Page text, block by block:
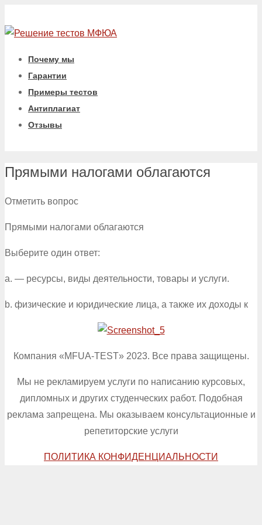
Почему мы
Гарантии
Примеры тестов
Антиплагиат
Отзывы
Прямыми налогами облагаются
Отметить вопрос
Прямыми налогами облагаются
Выберите один ответ:
a. — ресурсы, виды деятельности, товары и услуги.
b. физические и юридические лица, а также их доходы к
Компания «MFUA-TEST» 2023. Все права защищены.
Мы не рекламируем услуги по написанию курсовых,
дипломных и других студенческих работ. Подобная
реклама запрещена. Мы оказываем консультационные и
репетиторские услуги
ПОЛИТИКА КОНФИДЕНЦИАЛЬНОСТИ